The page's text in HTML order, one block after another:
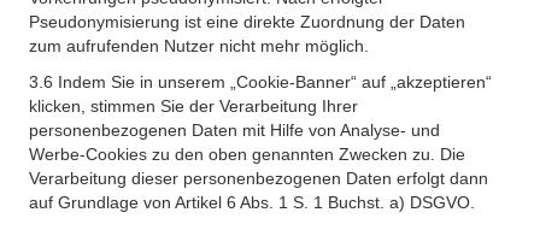
Pseudonymisierung ist eine direkte Zuordnung der Daten
zum aufrufenden Nutzer nicht mehr möglich.
3.6 Indem Sie in unserem „Cookie-Banner“ auf „akzeptieren“
klicken, stimmen Sie der Verarbeitung Ihrer
personenbezogenen Daten mit Hilfe von Analyse- und
Werbe-Cookies zu den oben genannten Zwecken zu. Die
Verarbeitung dieser personenbezogenen Daten erfolgt dann
auf Grundlage von Artikel 6 Abs. 1 S. 1 Buchst. a) DSGVO.